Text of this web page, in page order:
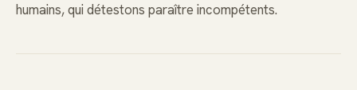
humains, qui détestons paraître incompétents.